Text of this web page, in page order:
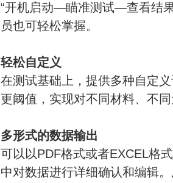
“开机启动—瞄准测试—查看结
员也可轻松掌握。
轻松自定义
在测试基础上，提供多种自定
更阈值，实现对不同材料、不同
多形式的数据输出
可以以PDF格式或者EXCEL格
中对数据进行详细确认和编辑